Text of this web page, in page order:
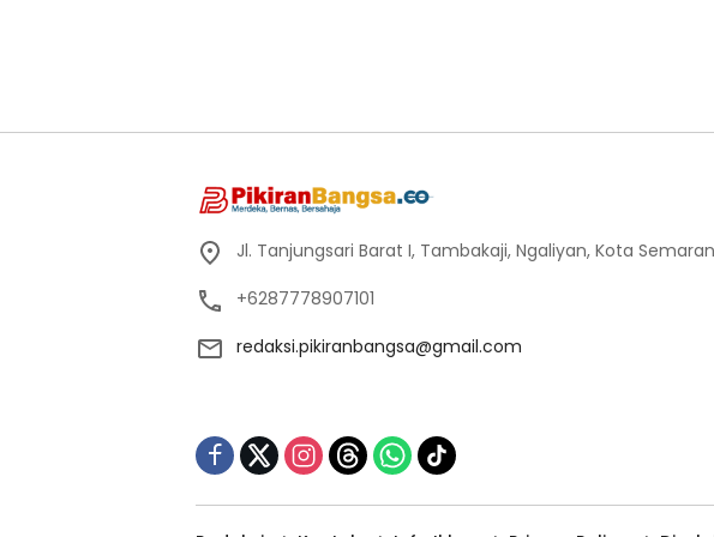
Jl. Tanjungsari Barat I, Tambakaji, Ngaliyan, Kota
+6287778907101
redaksi.pikiranbangsa@gmail.com